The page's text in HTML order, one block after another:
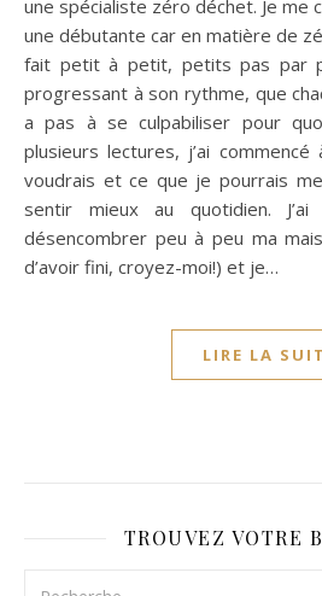
une spécialiste zéro déchet. Je me
une débutante car en matière de
fait petit à petit, petits pas par
progressant à son rythme, que
a pas à se culpabiliser pour
plusieurs lectures, j’ai
voudrais et ce que je pourrais
sentir mieux au quotidien.
désencombrer peu à peu ma
d’avoir fini, croyez-moi!) et je…
LIRE LA
TROUVEZ VOTRE